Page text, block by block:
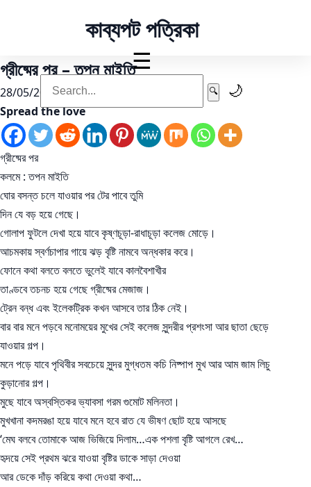
কাব্যপট পত্রিকা
☰
🔍 🌙
গ্রীষ্মের পর – তপন মাইতি
28/05/2022 ·গোবিন্দ মোদক
Spread the love
গ্রীষ্মের পর
কলমে : তপন মাইতি
ঘোর বসন্ত চলে যাওয়ার পর টের পাবে তুমি
দিন যে বড় হয়ে গেছে।
গোলাপ ফুটলে দেখা হয়ে যাবে কৃষ্ণচূড়া-রাধাচূড়া কলেজ মোড়ে।
আচমকায় স্বর্ণচাপার গায়ে ঝড় বৃষ্টি নামবে অন্ধকার করে।
ফোনে কথা বলতে বলতে ভুলেই যাবে কালবৈশাখীর
তাণ্ডবে তচনচ হয়ে গেছে গ্রীষ্মের মেজাজ।
ট্রেন বন্ধ এবং ইলেকট্রিক কখন আসবে তার ঠিক নেই।
বার বার মনে পড়বে মনোময়ের মুখের সেই কলেজ সুন্দরীর প্রশংসা আর ছাতা ছেড়ে
যাওয়ার গল্প।
মনে পড়ে যাবে পৃথিবীর সবচেয়ে সুন্দর মুগ্ধতম কচি নিষ্পাপ মুখ আর আম জাম লিচু
কুড়ানোর গল্প।
মুছে যাবে অস্বস্তিকর ভ্যাবসা গরম গুমোট মলিনতা।
মুখখানা কদমরঙা হয়ে যাবে মনে হবে রাত যে ভীষণ ছোট হয়ে আসছে
‘মেঘ বলবে তোমাকে আজ ভিজিয়ে দিলাম…এক পশলা বৃষ্টি আগলে রেখ…
হৃদয়ে সেই প্রথম ঝরে যাওয়া বৃষ্টির ডাকে সাড়া দেওয়া
আর ডেকে দাঁড় করিয়ে কথা দেওয়া কথা…